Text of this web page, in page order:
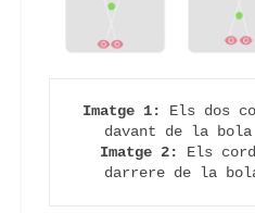
Imatge 1:
Els dos
davant de la
Imatge 2:
Els
darrere de la